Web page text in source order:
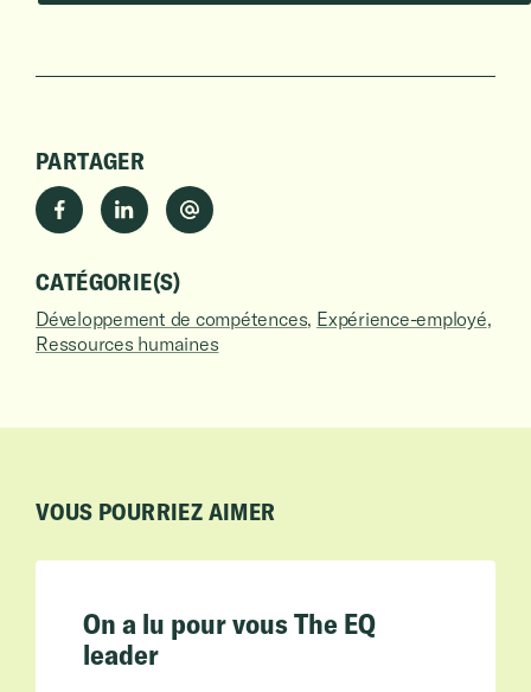
PARTAGER
CATÉGORIE(S)
Développement de compétences Expérience-employé
Ressources humaines
VOUS POURRIEZ AIMER
On a lu pour vous The EQ
leader